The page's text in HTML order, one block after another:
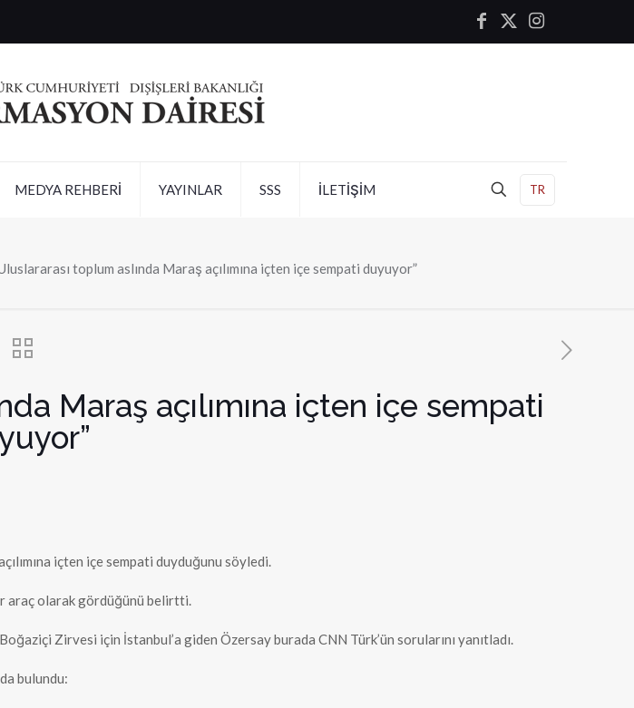
MEDYA REHBERİ YAYINLAR SSS İLETİŞİM TR
toplum aslında Maraş açılımına içten içe sempati duyuyor”
Maraş açılımına içten içe sempati
içten içe sempati duyduğunu söyledi.
araç olarak gördüğünü belirtti.
Zirvesi için İstanbul’a giden Özersay burada CNN Türk’ün sorularını yanıtladı.
bulundu: